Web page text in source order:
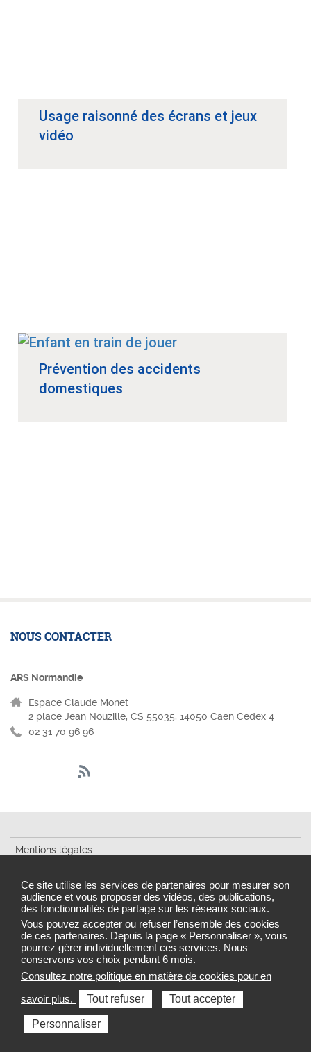
Ce site utilise les services de partenaires pour mesurer son
audience et vous proposer des vidéos, des publications,
des fonctionnalités de partage sur les réseaux sociaux.
Vous pouvez accepter ou refuser l’ensemble des cookies
de ces partenaires. Depuis la page « Personnaliser », vous
pourrez gérer individuellement ces services. Nous
conservons vos choix pendant 6 mois.
Consultez notre politique en matière de cookies pour en
savoir plus.
Tout refuser Tout accepter
Personnaliser
Usage raisonné des écrans et jeux
vidéo
Prévention des accidents
domestiques
NOUS CONTACTER
ARS Normandie
Espace Claude Monet
2 place Jean Nouzille, CS 55035, 14050 Caen Cedex 4
02 31 70 96 96
Mentions légales
Accessibilité : partiellement conforme
Gestion des cookies
Sélectionnez une région pour accéder au site de votre
Agence régionale de santé
Toutes les ARS